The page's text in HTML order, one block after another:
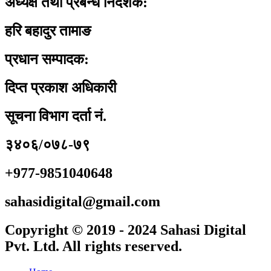
हरि बहादुर तामाङ
प्रधान सम्पादक:
दिप्त प्रकाश अधिकारी
सूचना विभाग दर्ता नं.
३४०६/०७८-७९
+977-9851040648
sahasidigital@gmail.com
Copyright © 2019 - 2024 Sahasi Digital
Pvt. Ltd. All rights reserved.